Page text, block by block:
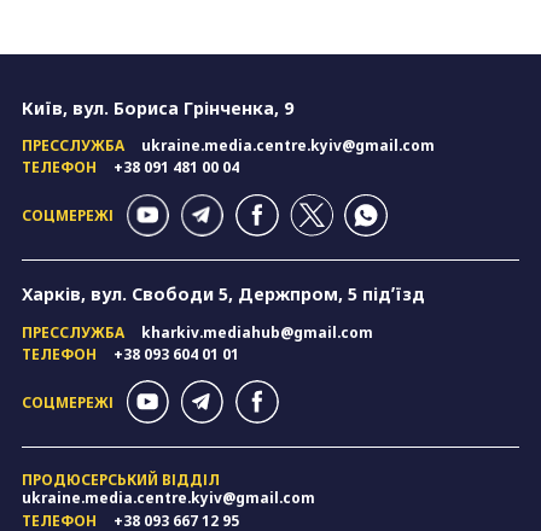
Київ, вул. Бориса Грінченка, 9
ПРЕССЛУЖБА
ukraine.media.centre.kyiv@gmail.com
ТЕЛЕФОН
+38 091 481 00 04
СОЦМЕРЕЖІ
Харків, вул. Свободи 5, Держпром, 5 підʼїзд
ПРЕССЛУЖБА
kharkiv.mediahub@gmail.com
ТЕЛЕФОН
+38 093 604 01 01
СОЦМЕРЕЖІ
ПРОДЮСЕРСЬКИЙ ВІДДІЛ
ukraine.media.centre.kyiv@gmail.com
ТЕЛЕФОН
+38 093 667 12 95